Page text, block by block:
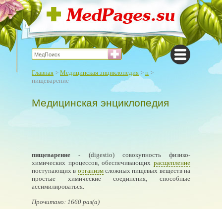
Главная > Медицинская энциклопедия > п >
пищеварение
Медицинская энциклопедия
пищеварение - (digestio) совокупность физико-
химических процессов, обеспечивающих расщепление
поступающих в организмсложных пищевых веществ на
простые химические соединения, способные
ассимилироваться.
Прочитано: 1660 раз(а)